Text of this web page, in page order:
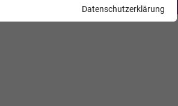
Datenschutzerklärung